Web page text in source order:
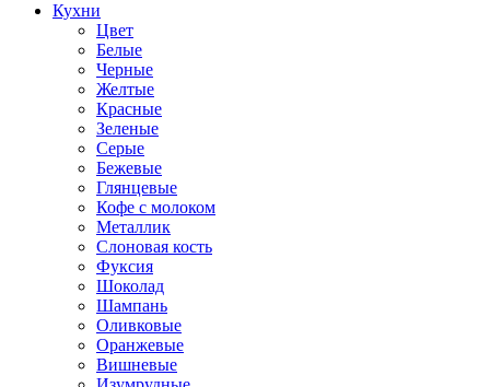
Кухни
Цвет
Белые
Черные
Желтые
Красные
Зеленые
Серые
Бежевые
Глянцевые
Кофе с молоком
Металлик
Слоновая кость
Фуксия
Шоколад
Шампань
Оливковые
Оранжевые
Вишневые